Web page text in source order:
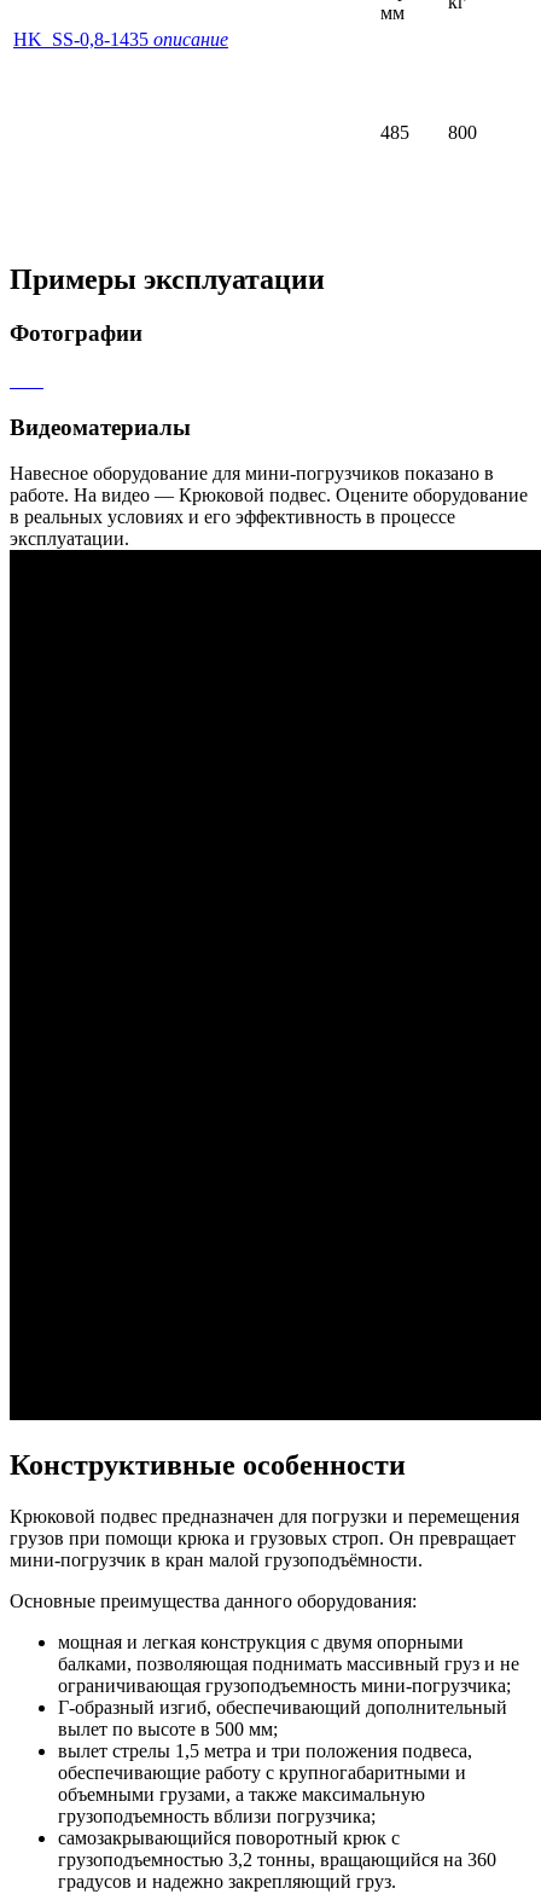
мм
HK_SS-0,8-1435 описание
485 800
Примеры эксплуатации
Фотографии
Видеоматериалы
Навесное оборудование для мини-погрузчиков показано в
работе. На видео — Крюковой подвес. Оцените оборудование
в реальных условиях и его эффективность в процессе
эксплуатации.
Конструктивные особенности
Крюковой подвес предназначен для погрузки и перемещения
грузов при помощи крюка и грузовых строп. Он превращает
мини-погрузчик в кран малой грузоподъёмности.
Основные преимущества данного оборудования:
мощная и легкая конструкция с двумя опорными
балками, позволяющая поднимать массивный груз и не
ограничивающая грузоподъемность мини-погрузчика;
Г-образный изгиб, обеспечивающий дополнительный
вылет по высоте в 500 мм;
вылет стрелы 1,5 метра и три положения подвеса,
обеспечивающие работу с крупногабаритными и
объемными грузами, а также максимальную
грузоподъемность вблизи погрузчика;
самозакрывающийся поворотный крюк с
грузоподъемностью 3,2 тонны, вращающийся на 360
градусов и надежно закрепляющий груз.